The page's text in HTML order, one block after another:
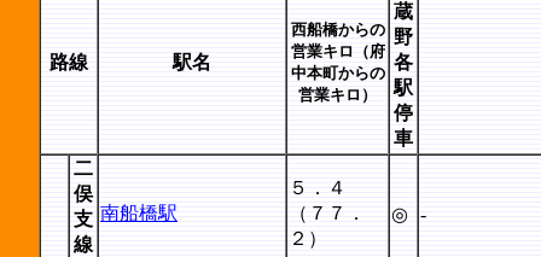
路線 駅名
西船橋からの
営業キロ（府
中本町からの
営業キロ）
蔵
野
各
駅
停
車
二
俣
支
線
南船橋駅
５．４
（７７．
２）
◎ -